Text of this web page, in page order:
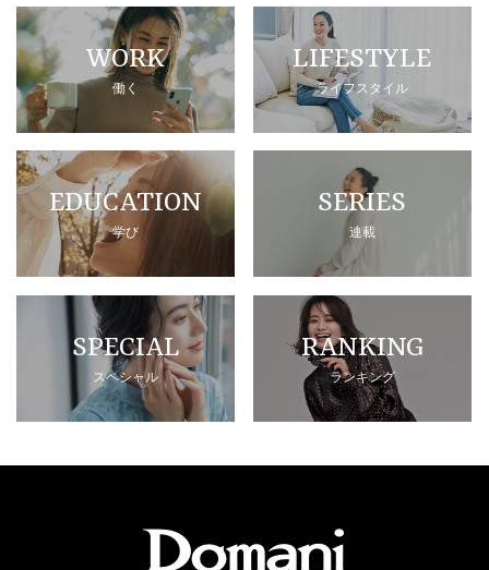
WORK
働く
LIFESTYLE
ライフスタイル
EDUCATION
学び
SERIES
連載
SPECIAL
スペシャル
RANKING
ランキング